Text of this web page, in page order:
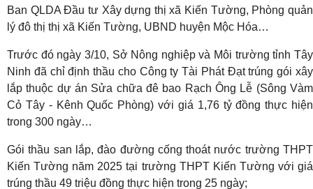
Ban QLDA Đầu tư Xây dựng thị xã Kiến Tường, Phòng quản
lý đô thị thị xã Kiến Tường, UBND huyện Mộc Hóa…
Trước đó ngày 3/10, Sở Nông nghiệp và Môi trường tỉnh Tây
Ninh đã chỉ định thầu cho Công ty Tài Phát Đạt trúng gói xây
lắp thuộc dự án Sửa chữa đê bao Rạch Ông Lễ (Sông Vàm
Cỏ Tây - Kênh Quốc Phòng) với giá 1,76 tỷ đồng thực hiện
trong 300 ngày…
Gói thầu san lắp, đào đường cống thoát nước trường THPT
Kiến Tường năm 2025 tại trường THPT Kiến Tường với giá
trúng thầu 49 triệu đồng thực hiện trong 25 ngày;